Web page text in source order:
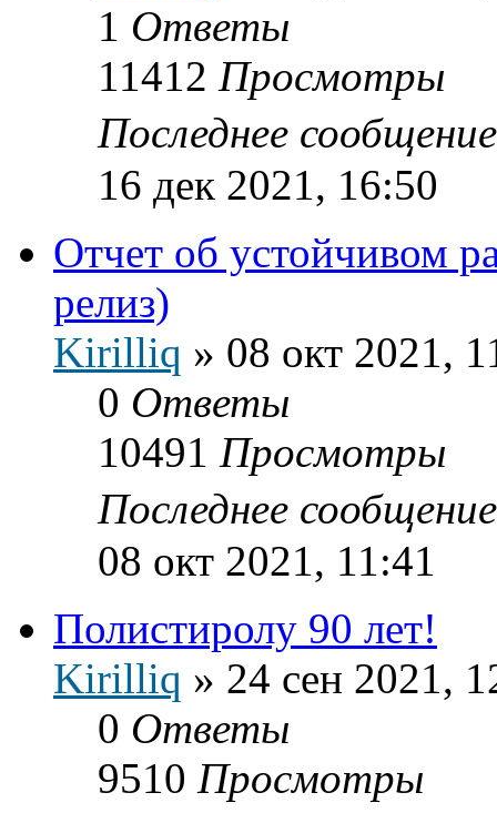
1 Ответы
11412 Просмотры
Последнее
16 дек 2021, 16:50
Отчет об устойчивом
релиз)
Kirilliq » 08 окт 2021,
0 Ответы
10491 Просмотры
Последнее
08 окт 2021, 11:41
Полистиролу 90 лет!
Kirilliq » 24 сен 2021,
0 Ответы
9510 Просмотры